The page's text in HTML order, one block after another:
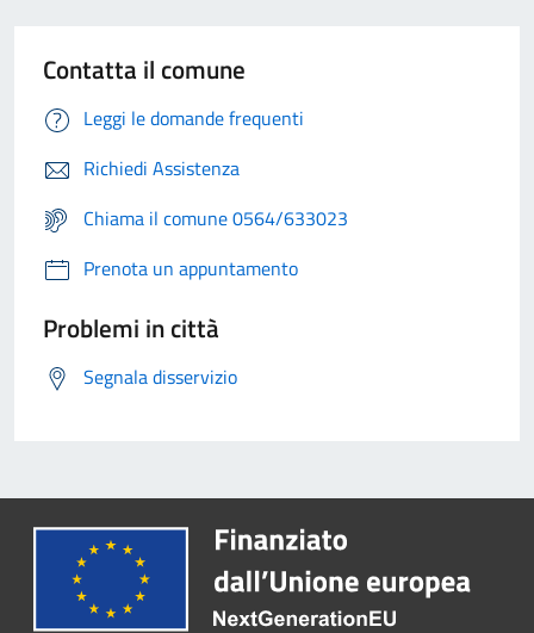
Contatta il comune
Leggi le domande frequenti
Richiedi Assistenza
Chiama il comune 0564/633023
Prenota un appuntamento
Problemi in città
Segnala disservizio